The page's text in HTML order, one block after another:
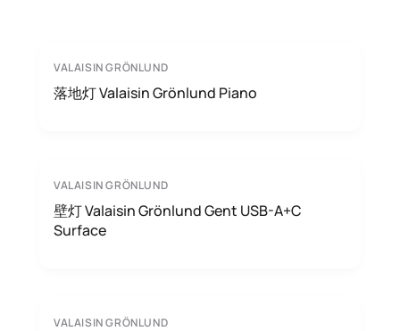
VALAISIN GRÖNLUND
落地灯 Valaisin Grönlund Piano
VALAISIN GRÖNLUND
壁灯 Valaisin Grönlund Gent USB-A+C
Surface
VALAISIN GRÖNLUND